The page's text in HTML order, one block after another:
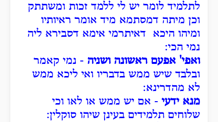
לתלמיד לומר יש לי ללמד זכות ומשתתק
וכן מיתה דמסתמא מיד אומר ראיותיו
ומיהו היכא דאיתרמי אימא דסבירא ליה
נמי הכי:
ואפי' אפעם ראשונה ושניה - נמי קאמר
ובלבד שיש ממש בדבריו ואי ליכא ממש
לא מהדרינא:
מנא ידעי - אם יש ממש או לאו וכי
שלוחים תלמידים בעינן שיהו סוקלין: